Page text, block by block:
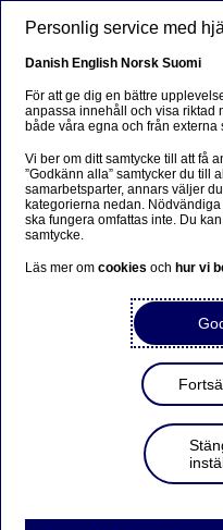
Beklager...
Siden findes desværre
Bliv på siden|Fortsæt
Tre miljoner
se sitt
Nordeas digitala
banktjänster
Personlig service med
Danish English Norsk Suomi
För att ge dig en bättre
anpassa innehåll och visa riktad
både våra egna och från externa
Vi ber om ditt samtycke till att få
”Godkänn alla” samtycker du till
samarbetsparter, annars väljer
kategorierna nedan.
ska fungera omfattas inte. Du
samtycke.
Läs mer omcookiesoch hur vi